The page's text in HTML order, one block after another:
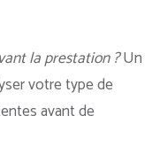
la prestation ?Un
votre type de
avant de